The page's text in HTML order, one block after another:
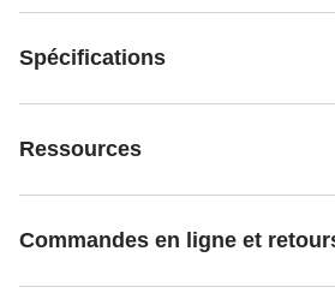
Spécifications
Ressources
Commandes en ligne et